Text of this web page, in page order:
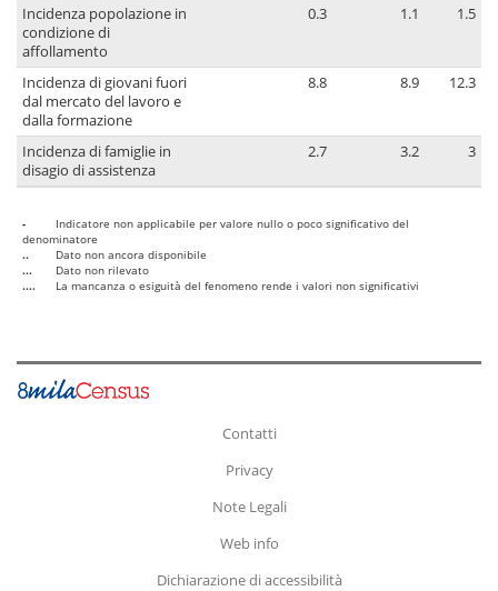
Incidenza popolazione in
condizione di
affollamento
0.3 1.1 1.5
Incidenza di giovani fuori
dal mercato del lavoro e
dalla formazione
8.8 8.9 12.3
Incidenza di famiglie in
disagio di assistenza
2.7 3.2 3
-
Indicatore non applicabile per valore nullo o poco significativo del
denominatore
..
Dato non ancora disponibile
...
Dato non rilevato
....
La mancanza o esiguità del fenomeno rende i valori non significativi
Contatti
Privacy
Note Legali
Web info
Dichiarazione di accessibilità